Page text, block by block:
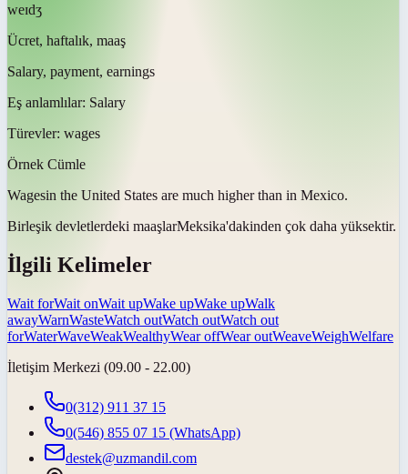
weɪdʒ
Ücret, haftalık, maaş
Salary, payment, earnings
Eş anlamlılar: Salary
Türevler: wages
Örnek Cümle
Wagesin the United States are much higher than in Mexico.
Birleşik devletlerdeki maaşlarMeksika'dakinden çok daha yüksektir.
İlgili Kelimeler
Wait forWait onWait upWake upWake upWalk
awayWarnWasteWatch outWatch outWatch out
forWaterWaveWeakWealthyWear offWear outWeaveWeighWelfare
İletişim Merkezi (09.00 - 22.00)
0(312) 911 37 15
0(546) 855 07 15 (WhatsApp)
destek@uzmandil.com